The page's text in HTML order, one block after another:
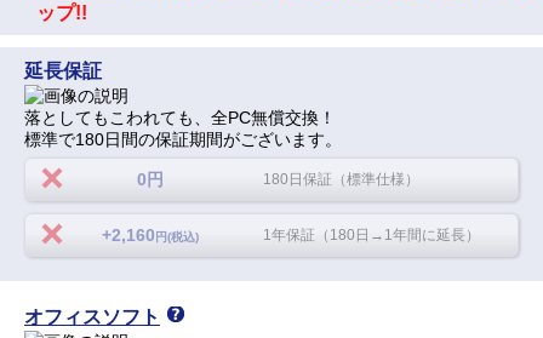
ップ!!
延長保証
落としてもこわれても、全PC無償交換！
標準で180日間の保証期間がございます。
0円 180日保証（標準仕様）
+2,160 円(税込) 1年保証（180日→1年間に延長）
オフィスソフト